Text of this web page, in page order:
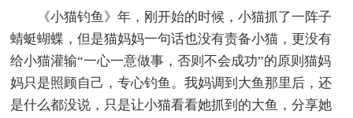
《小猫钓鱼》年，刚开始的时候，小猫抓了一阵子
蜻蜓蝴蝶，但是猫妈妈一句话也没有责备小猫，更没有
给小猫灌输“一心一意做事，否则不会成功”的原则猫妈
妈只是照顾自己，专心钓鱼。我妈调到大鱼那里后，还
是什么都没说，只是让小猫看看她抓到的大鱼，分享她